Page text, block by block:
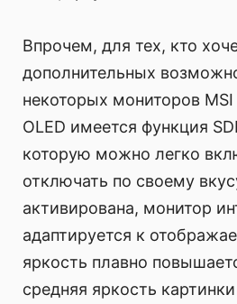
Впрочем, для тех, кто
дополнительных
некоторых мониторов
OLED имеется функция
которую можно легко
отключать по своему
активирована, монитор
адаптируется к
яркость плавно
средняя яркость